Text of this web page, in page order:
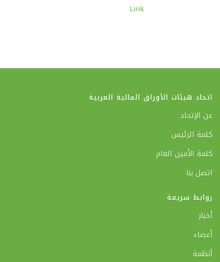
Link
اتحاد هيئات الأوراق المالية العربية
عن الإتحاد
كلمة الرئيس
كلمة الأمين العام
اتصل بنا
روابط سريعة
أخبار
أعضاء
أنظمة